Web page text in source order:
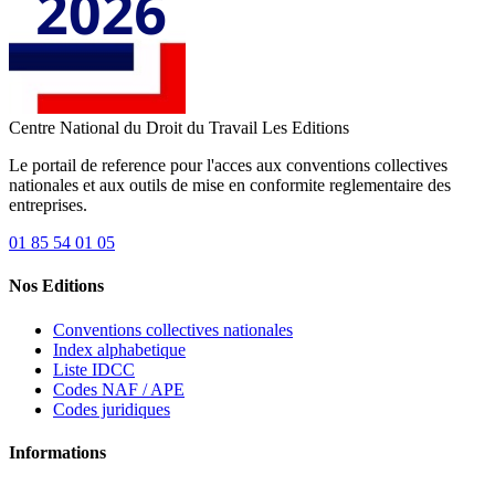
Centre National du Droit du Travail Les Editions
Le portail de reference pour l'acces aux conventions collectives
nationales et aux outils de mise en conformite reglementaire des
entreprises.
01 85 54 01 05
Nos Editions
Conventions collectives nationales
Index alphabetique
Liste IDCC
Codes NAF / APE
Codes juridiques
Informations